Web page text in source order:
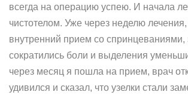
всегда на операцию успею. И начала
чистотелом. Уже через неделю
внутренний прием со спринцеваниями,
сократились боли и выделения
через месяц я пошла на прием, врач
удивился и сказал, что узелки стали